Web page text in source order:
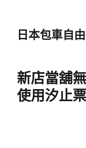
日本包車自
新店當舖
使用汐止